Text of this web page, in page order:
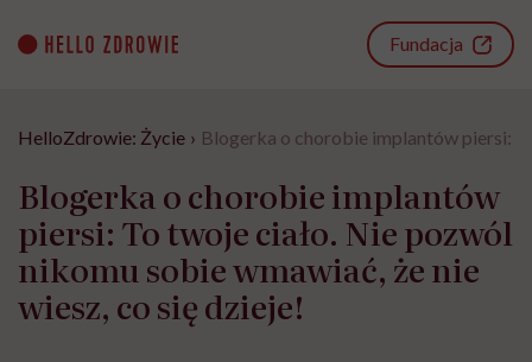
content
Fundacja
HelloZdrowie: Życie › Blogerka o chorobie implantów piersi:
Blogerka o chorobie implantów
piersi: To twoje ciało. Nie pozwól
nikomu sobie wmawiać, że nie
wiesz, co się dzieje!